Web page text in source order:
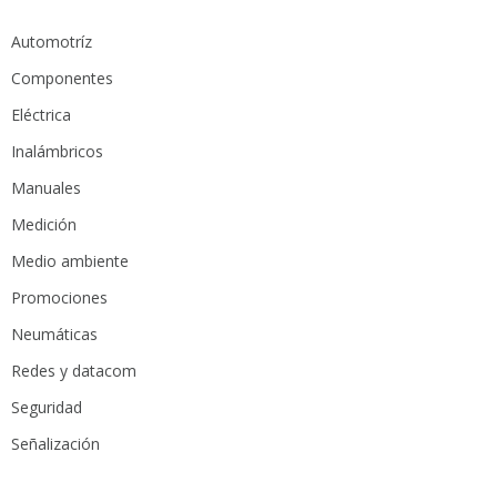
Automotríz
Componentes
Eléctrica
Inalámbricos
Manuales
Medición
Medio ambiente
Promociones
Neumáticas
Redes y datacom
Seguridad
Señalización